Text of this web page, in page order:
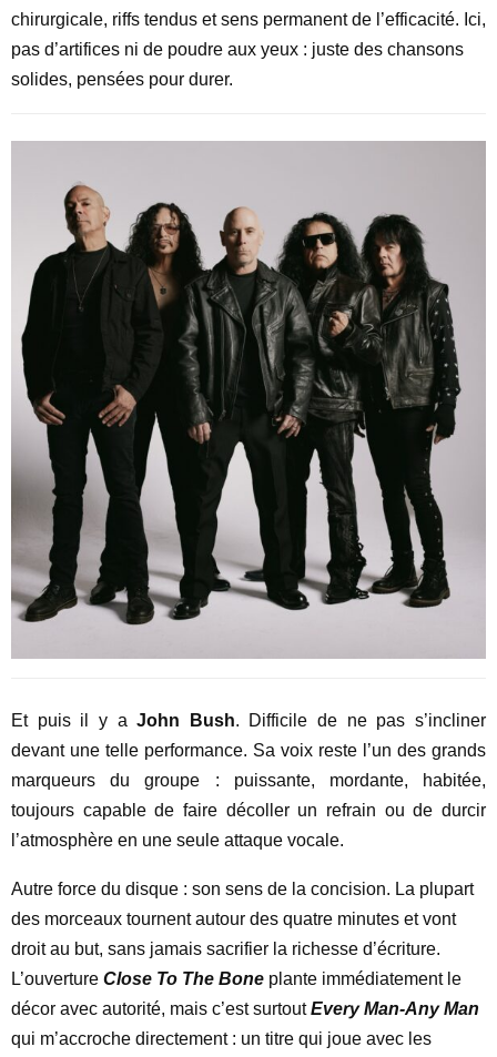
chirurgicale, riffs tendus et sens permanent de l’efficacité. Ici,
pas d’artifices ni de poudre aux yeux : juste des chansons
solides, pensées pour durer.
Et puis il y aJohn Bush. Difficile de ne pas s’incliner
devant une telle performance. Sa voix reste l’un des grands
marqueurs du groupe : puissante, mordante, habitée,
toujours capable de faire décoller un refrain ou de durcir
l’atmosphère en une seule attaque vocale.
Autre force du disque : son sens de la concision. La plupart
des morceaux tournent autour des quatre minutes et vont
droit au but, sans jamais sacrifier la richesse d’écriture.
L’ouverture Close To The Bone plante immédiatement le
décor avec autorité, mais c’est surtoutEvery Man-Any Man
qui m’accroche directement : un titre qui joue avec les